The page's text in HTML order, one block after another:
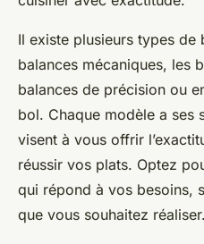
Il existe plusieurs types de
balances mécaniques, les
balances de précision ou
bol. Chaque modèle a ses
visent à vous offrir
réussir vos plats. Optez
qui répond à vos besoins,
que vous souhaitez réaliser.